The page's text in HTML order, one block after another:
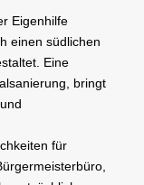
Eigenhilfe
einen südlichen
Eine
bringt
für